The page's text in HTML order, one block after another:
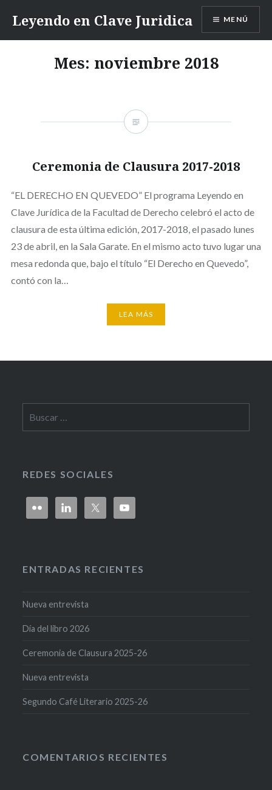
contenido
Leyendo en Clave Juridica MENÚ
Mes: noviembre 2018
Ceremonia de Clausura 2017-2018
“EL DERECHO EN QUEVEDO” El programa Leyendo en
Clave Jurídica de la Facultad de Derecho celebró el acto de
clausura de esta última edición, 2017-2018, el pasado lunes
23 de abril, en la Sala Garate. En el mismo acto tuvo lugar una
mesa redonda que, bajo el título “El Derecho en Quevedo”,
contó con la…
LEA MÁS
REDES SOCIALES
ENTRADAS RECIENTES
Nueva entrevista
Día del libro 2026
Ceremonia de Clausura 2025-26
Nueva entrevista
Segundo Café Literario 2025-26
COMENTARIOS RECIENTES